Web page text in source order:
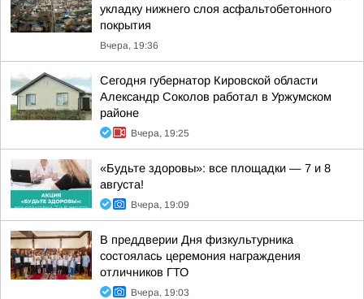
укладку нижнего слоя асфальтобетонного
покрытия
Вчера, 19:36
Сегодня губернатор Кировской области
Александр Соколов работал в Уржумском
районе
Вчера, 19:25
«Будьте здоровы»: все площадки — 7 и 8
августа!
Вчера, 19:09
В преддверии Дня физкультурника
состоялась церемония награждения
отличников ГТО
Вчера, 19:03